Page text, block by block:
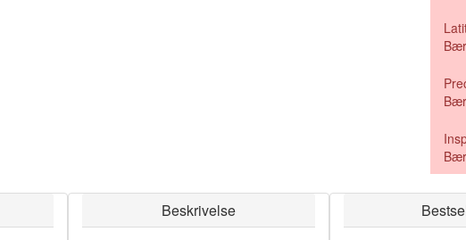
Beskrivelse